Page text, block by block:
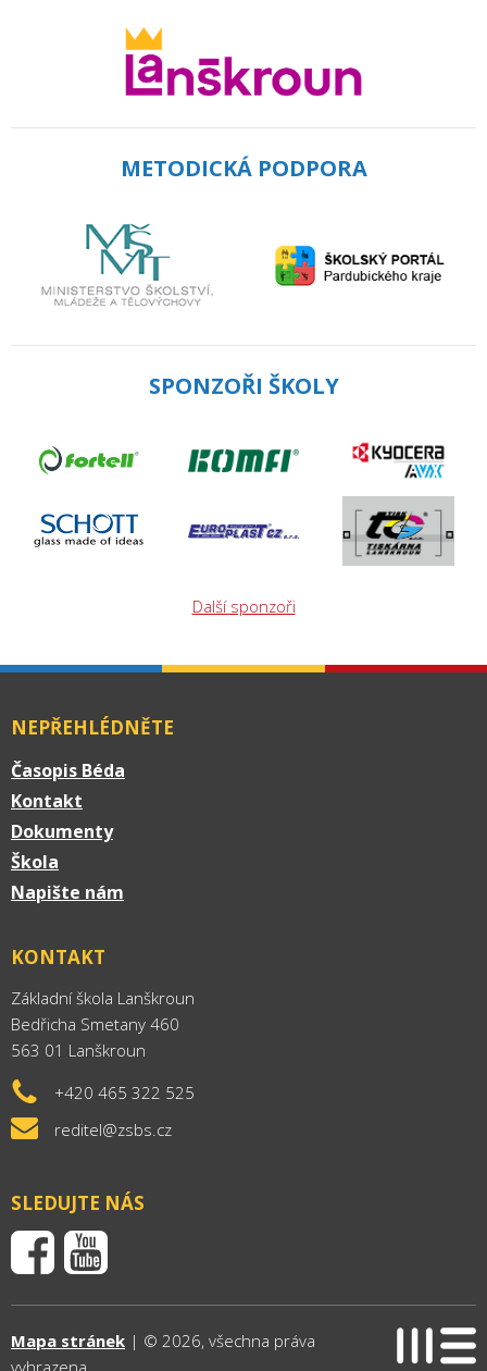
METODICKÁ PODPORA
SPONZOŘI ŠKOLY
Další sponzoři
NEPŘEHLÉDNĚTE
Časopis Béda
Kontakt
Dokumenty
Škola
Napište nám
KONTAKT
Základní škola Lanškroun
Bedřicha Smetany 460
563 01 Lanškroun
+420 465 322 525
reditel@zsbs.cz
SLEDUJTE NÁS
Mapa stránek | © 2026, všechna práva
vyhrazena